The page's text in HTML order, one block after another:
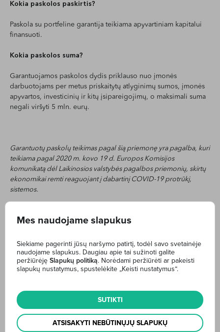
Kokia paskolos paskirtis?
Paskola su portfeline garantija teikiama apyvartiniam kapitalui
finansuoti.
Kokia paskolos suma?
Garantuojamos paskolos dydis priklauso nuo įmonės
darbuotojams per metus priskaitytų atlyginimų sumos, įmonės
apyvartos, investicinių ir kitų įsipareigojimų, o maksimali suma
negali viršyti 5 mln. eurų.
Garantuotų paskolų teikimas pagal šią priemonę yra pagalba, kuri
teikiama pagal 2020 m. kovo 19 d. Europos Komisijos
komunikatą dėl Laikinosios valstybės pagalbos priemonių, skirtų
ekonomikai remti reaguojant į dabartinį COVID-19 protrūkį,
sistemos.
Internetinė bankininkystė
Mokėjimo pavedimai
Įkainiai
Mokėjimo paslaugų sąlygos
Mes naudojame slapukus
Siekiame pagerinti jūsų naršymo patirtį, todėl savo svetainėje
naudojame slapukus. Daugiau apie tai sužinoti galite
peržiūrėję Slapukų politiką. Norėdami peržiūrėti ar pakeisti
slapukų nustatymus, spustelėkite „Keisti nustatymus“.
SUTIKTI
ATSISAKYTI NEBŪTINŲJŲ SLAPUKŲ